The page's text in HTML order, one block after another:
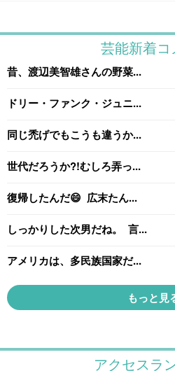
アクセスラ